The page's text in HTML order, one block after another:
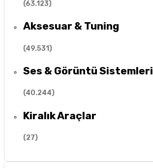
(63.123)
Aksesuar & Tuning
(49.531)
Ses & Görüntü Sistemleri
(40.244)
Kiralık Araçlar
(27)